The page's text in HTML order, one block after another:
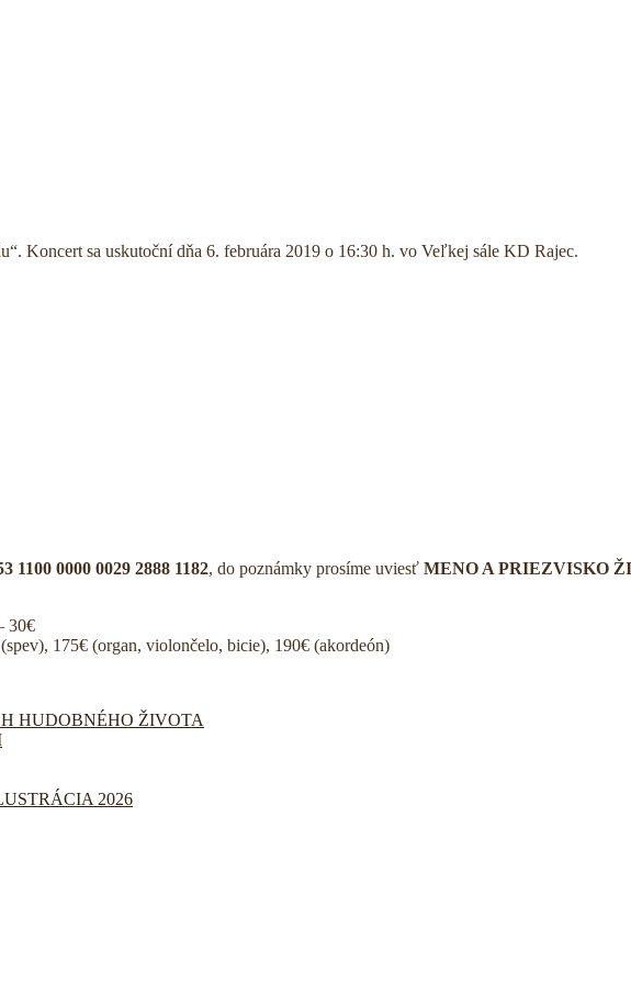
Koncert sa uskutoční dňa 6. februára 2019 o 16:30 h. vo Veľkej sále KD Rajec.
1100 0000 0029 2888 1182, do poznámky prosíme uviesť MENO A PRIEZVISKO
30€
175€ (organ, violončelo, bicie), 190€ (akordeón)
HUDOBNÉHO ŽIVOTA
2026